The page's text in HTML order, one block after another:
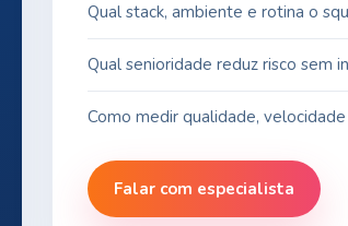
Qual stack, ambiente e rotina o
Qual senioridade reduz risco sem
Como medir qualidade,
Falar com especialista